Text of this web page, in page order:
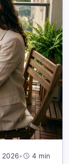
2026•schedule 4 min